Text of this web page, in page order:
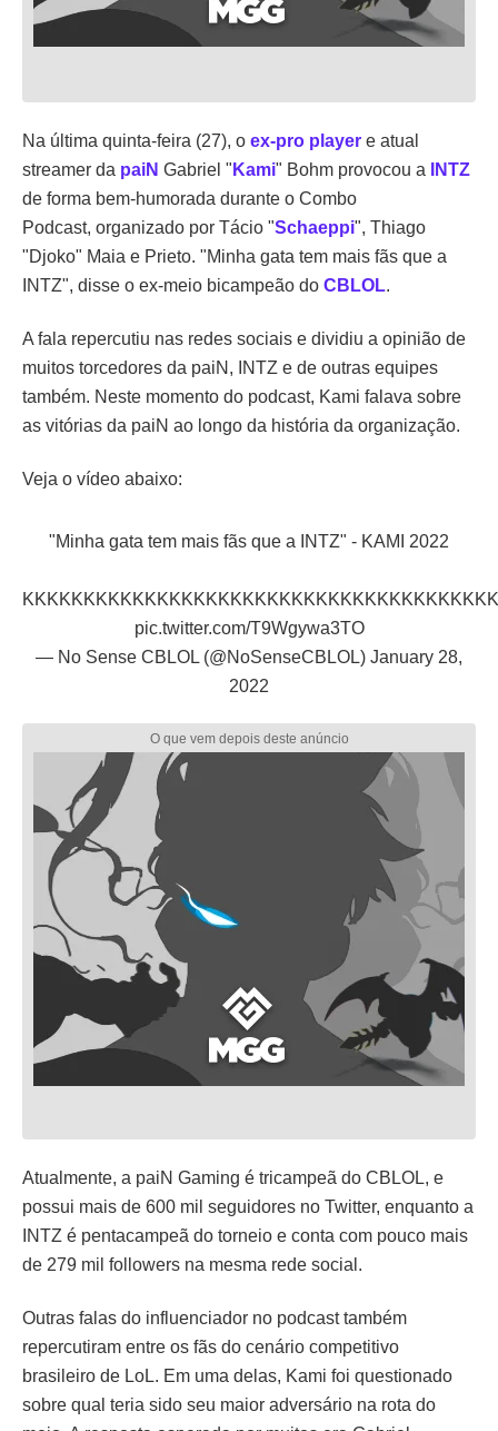
Na última quinta-feira (27), o ex-pro player e atual
streamer da paiN Gabriel " Kami" Bohm provocou a
INTZ
de forma bem-humorada durante o Combo
Podcast, organizado por Tácio "Schaeppi", Thiago
"Djoko" Maia e Prieto. "Minha gata tem mais fãs que a
INTZ", disse o ex-meio bicampeão do CBLOL.
A fala repercutiu nas redes sociais e dividiu a opinião de
muitos torcedores da paiN, INTZ e de outras equipes
também. Neste momento do podcast, Kami falava sobre
as vitórias da paiN ao longo da história da organização.
Veja o vídeo abaixo:
"Minha gata tem mais fãs que a INTZ" - KAMI 2022
pic.twitter.com/T9Wgywa3TO
— No Sense CBLOL (@NoSenseCBLOL) January 28,
2022
Atualmente, a paiN Gaming é tricampeã do CBLOL, e
possui mais de 600 mil seguidores no Twitter, enquanto a
INTZ é pentacampeã do torneio e conta com pouco mais
de 279 mil followers na mesma rede social.
Outras falas do influenciador no podcast também
repercutiram entre os fãs do cenário competitivo
brasileiro de LoL. Em uma delas, Kami foi questionado
sobre qual teria sido seu maior adversário na rota do